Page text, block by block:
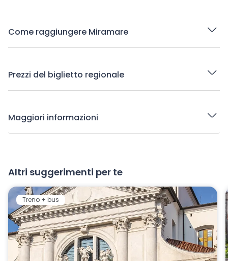
Come raggiungere Miramare
Prezzi del biglietto regionale
Maggiori informazioni
Altri suggerimenti per te
Treno + bus